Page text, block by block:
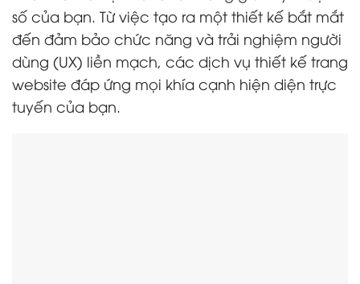
số của bạn. Từ việc tạo ra một thiết kế bắt mắt
đến đảm bảo chức năng và trải nghiệm người
dùng (UX) liền mạch, các dịch vụ thiết kế trang
website đáp ứng mọi khía cạnh hiện diện trực
tuyến của bạn.